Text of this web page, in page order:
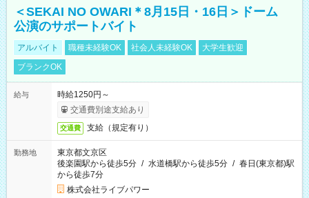
＜SEKAI NO OWARI＊8月15日・16日＞ドーム
公演のサポートバイト
アルバイト 職種未経験OK 社会人未経験OK
大学生歓迎
ブランクOK
給与
時給1250円～
交通費別途支給あり
交通費 支給（規定有り）
勤務地
東京都文京区
後楽園駅から徒歩5分 / 水道橋駅から徒歩5分 / 春日(東京都)駅
から徒歩7分
株式会社ライブパワー